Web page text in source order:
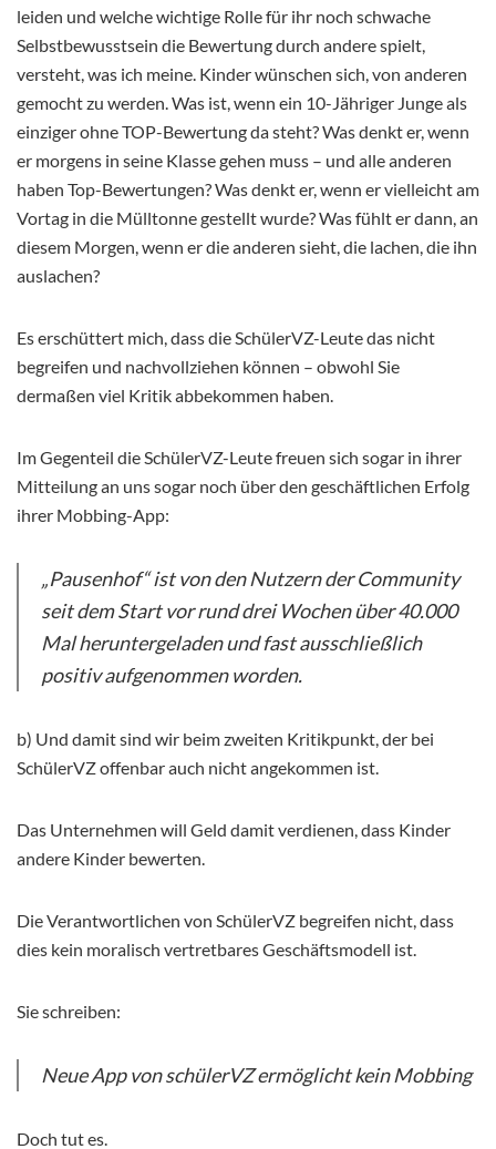
leiden und welche wichtige Rolle für ihr noch schwache
Selbstbewusstsein die Bewertung durch andere spielt,
versteht, was ich meine. Kinder wünschen sich, von anderen
gemocht zu werden. Was ist, wenn ein 10-Jähriger Junge als
einziger ohne TOP-Bewertung da steht? Was denkt er, wenn
er morgens in seine Klasse gehen muss – und alle anderen
haben Top-Bewertungen? Was denkt er, wenn er vielleicht am
Vortag in die Mülltonne gestellt wurde? Was fühlt er dann, an
diesem Morgen, wenn er die anderen sieht, die lachen, die ihn
auslachen?
Es erschüttert mich, dass die SchülerVZ-Leute das nicht
begreifen und nachvollziehen können – obwohl Sie
dermaßen viel Kritik abbekommen haben.
Im Gegenteil die SchülerVZ-Leute freuen sich sogar in ihrer
Mitteilung an uns sogar noch über den geschäftlichen Erfolg
ihrer Mobbing-App:
„Pausenhof“ ist von den Nutzern der Community
seit dem Start vor rund drei Wochen über 40.000
Mal heruntergeladen und fast ausschließlich
positiv aufgenommen worden.
b) Und damit sind wir beim zweiten Kritikpunkt, der bei
SchülerVZ offenbar auch nicht angekommen ist.
Das Unternehmen will Geld damit verdienen, dass Kinder
andere Kinder bewerten.
Die Verantwortlichen von SchülerVZ begreifen nicht, dass
dies kein moralisch vertretbares Geschäftsmodell ist.
Sie schreiben:
Neue App von schülerVZ ermöglicht kein Mobbing
Doch tut es.